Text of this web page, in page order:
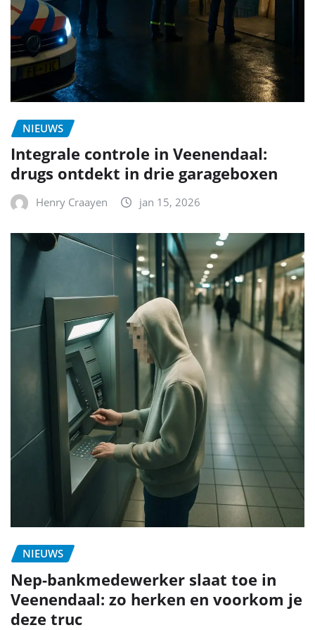
NIEUWS
Integrale controle in Veenendaal:
drugs ontdekt in drie garageboxen
Henry Craayen jan 15, 2026
NIEUWS
Nep-bankmedewerker slaat toe in
Veenendaal: zo herken en voorkom je
deze truc